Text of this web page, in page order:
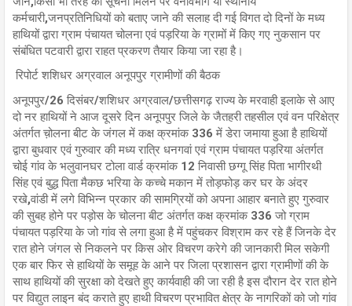
कर्मचारी,जनप्रतिनिधियों को बताए जाने की सलाह दी गई विगत दो दिनों के मध्य
हाथियों द्वारा ग्राम पंचायत चोलना एवं पड़रिया के ग्रामों में किए गए नुकसान पर
संबंधित पटवारी द्वारा राहत प्रकरण तैयार किया जा रहा है।
रिपोर्ट शशिधर अग्रवाल अनूपपुर ग्रामीणों की बैठक
अनूपपुर/26 दिसंबर/शशिधर अग्रवाल/छत्तीसगढ़ राज्य के मरवाही इलाके से आए
दो नर हाथियों ने आज दूसरे दिन अनूपपुर जिले के जैतहरी तहसील एवं वन परिक्षेत्र
अंतर्गत च़ोलना बीट के जंगल में कक्ष क्रमांक 336 में डेरा जमाया हुआ है हाथियों
द्वारा बुधवार एवं गुरुवार की मध्य रात्रि धनगवां एवं ग्राम पंचायत पड़रिया अंतर्गत
चोई गांव के भलुवानघर टोला वार्ड क्रमांक 12 निवासी छग्गू सिंह पिता भागीरथी
सिंह एवं बुद्ध पिता मैकछ भरिया के कच्चे मकान में तोड़फोड़ कर घर के अंदर
रखे,वांडी में लगे विभिन्न प्रकार की सामग्रियों को अपना आहार बनाते हुए गुरुवार
की सुबह होने पर पड़ोस के चोलना बीट अंतर्गत कक्ष क्रमांक 336 जो ग्राम
पंचायत पड़रिया के जो गांव से लगा हुआ है में पहुंचकर विश्राम कर रहे हैं जिनके देर
रात होने जंगल से निकलने पर किस ओर विचरण करेगे की जानकारी मिल सकेगी
एक बार फिर से हाथियों के समूह के आने पर जिला प्रशासन द्वारा ग्रामीणों की के
साथ हाथियों की सुरक्षा को देखते हुए कार्यवाही की जा रही है इस दौरान देर रात होने
पर विद्युत लाइन बंद कराते हुए हाथी विचरण प्रभावित क्षेत्र के नागरिकों को जो गांव